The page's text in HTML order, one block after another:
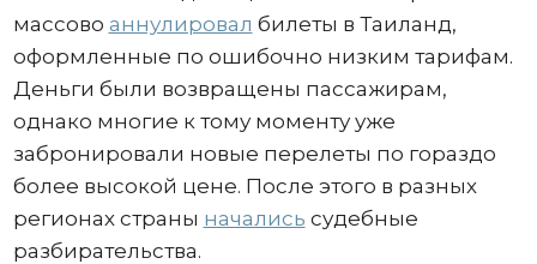
массово аннулировал билеты в Таиланд,
оформленные по ошибочно низким тарифам.
Деньги были возвращены пассажирам,
однако многие к тому моменту уже
забронировали новые перелеты по гораздо
более высокой цене. После этого в разных
регионах страны начались судебные
разбирательства.